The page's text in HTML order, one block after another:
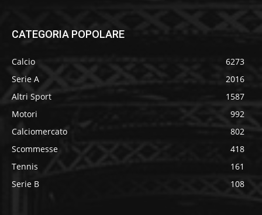
CATEGORIA POPOLARE
Calcio
6273
Serie A
2016
Altri Sport
1587
Motori
992
Calciomercato
802
Scommesse
418
Tennis
161
Serie B
108